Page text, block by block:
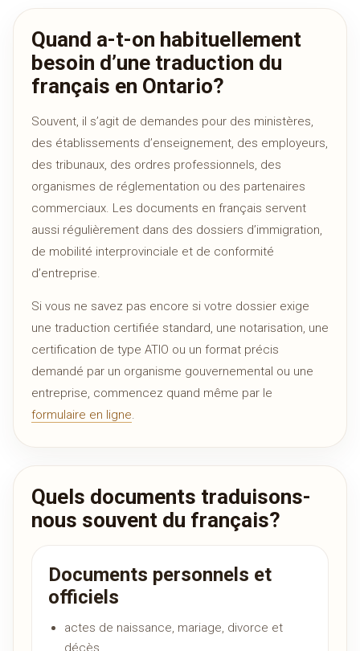
Quand a-t-on habituellement
besoin d’une traduction du
français en Ontario?
Souvent, il s’agit de demandes pour des ministères,
des établissements d’enseignement, des employeurs,
des tribunaux, des ordres professionnels, des
organismes de réglementation ou des partenaires
commerciaux. Les documents en français servent
aussi régulièrement dans des dossiers d’immigration,
de mobilité interprovinciale et de conformité
d’entreprise.
Si vous ne savez pas encore si votre dossier exige
une traduction certifiée standard, une notarisation, une
certification de type ATIO ou un format précis
demandé par un organisme gouvernemental ou une
entreprise, commencez quand même par le
formulaire en ligne.
Quels documents traduisons-
nous souvent du français?
Documents personnels et
officiels
actes de naissance, mariage, divorce et
décès